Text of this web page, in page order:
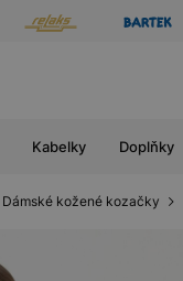
Kabelky Doplňky
Dámské kožené kozačky